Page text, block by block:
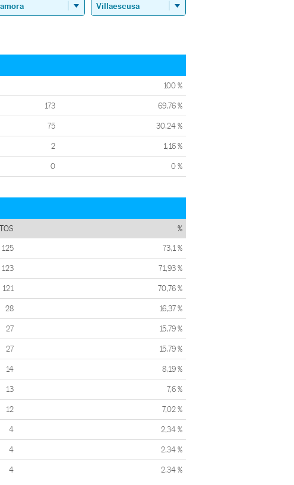
100 %
173 69,76 %
75 30,24 %
2 1,16 %
0 0 %
%
125 73,1 %
123 71,93 %
121 70,76 %
28 16,37 %
27 15,79 %
27 15,79 %
14 8,19 %
13 7,6 %
12 7,02 %
4 2,34 %
4 2,34 %
4 2,34 %